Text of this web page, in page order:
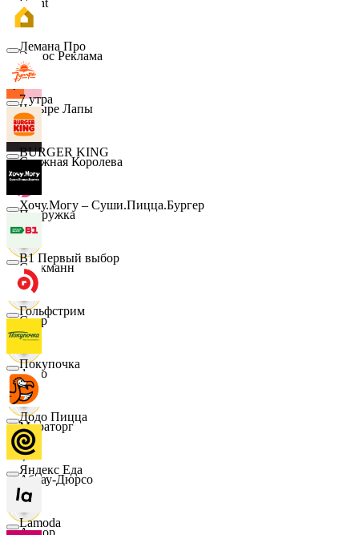
Urent
Эдмос Реклама
Четыре Лапы
Снежная Королева
Подружка
Стокманн
Cпар
demo
Мираторг
Абрау-Дюрсо
Авиор
Лемана Про
7 утра
BURGER KING
Хочу.Могу – Суши.Пицца.Бургер
B1 Первый выбор
Гольфстрим
Покупочка
Додо Пицца
Яндекс Еда
Lamoda